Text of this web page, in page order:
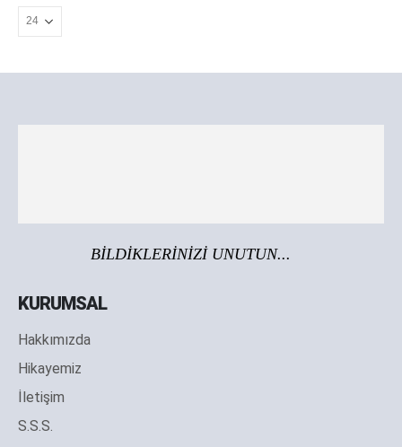
BİLDİKLERİNİZİ UNUTUN...
KURUMSAL
Hakkımızda
Hikayemiz
İletişim
S.S.S.